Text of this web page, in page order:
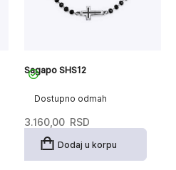
Dostupno odmah
Sagapo SHS12
3.160,00 RSD
Dodaj u korpu